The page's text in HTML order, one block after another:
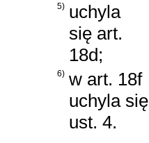
5) uchyla
się art.
18d;
6) w art. 18f
uchyla się
ust. 4.